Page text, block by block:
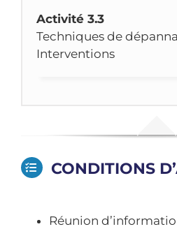
Activité 3.3
Techniques de
Interventions
CONDITIONS
Réunion